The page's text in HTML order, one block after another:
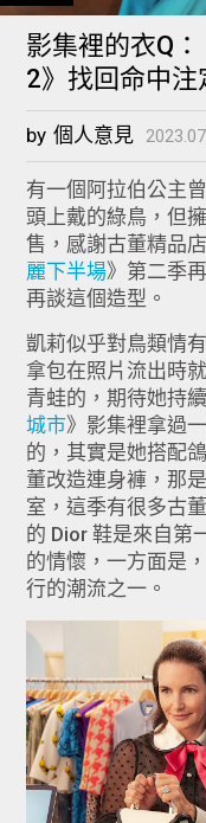
影集裡的衣Q
2》找回命中注
by 個人意見
有一個阿拉伯公主
頭上戴的綠鳥，但
售，感謝古董精品
麗下半場》第二季
再談這個造型。
凱莉似乎對鳥類情
拿包在照片流出時
青蛙的，期待她持
城市》影集裡拿過
的，其實是她搭配
董改造連身褲，那
室，這季有很多古
的 Dior 鞋是來自第
的情懷，一方面是
行的潮流之一。